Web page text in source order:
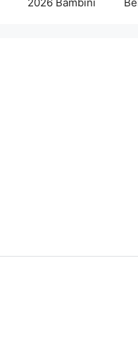
2026 Bambini